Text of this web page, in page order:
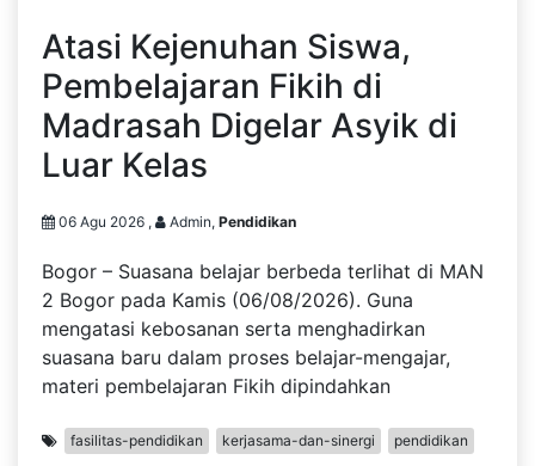
Atasi Kejenuhan Siswa,
Pembelajaran Fikih di
Madrasah Digelar Asyik di
Luar Kelas
06 Agu 2026 , Admin, Pendidikan
Bogor – Suasana belajar berbeda terlihat di MAN
2 Bogor pada Kamis (06/08/2026). Guna
mengatasi kebosanan serta menghadirkan
suasana baru dalam proses belajar-mengajar,
materi pembelajaran Fikih dipindahkan
fasilitas-pendidikan kerjasama-dan-sinergi pendidikan